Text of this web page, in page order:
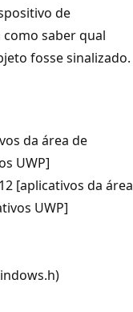
de
como saber qual
fosse sinalizado.
da área de
UWP]
[aplicativos da área
UWP]